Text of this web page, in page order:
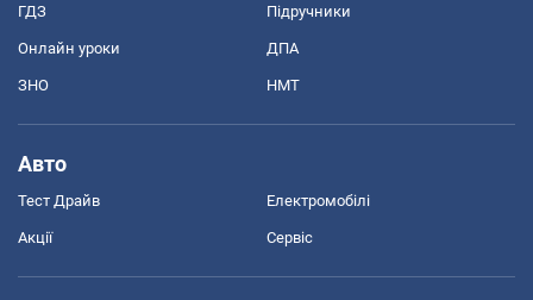
ГДЗ Підручники
Онлайн уроки ДПА
ЗНО НМТ
Авто
Тест Драйв Електромобілі
Акції Сервіс